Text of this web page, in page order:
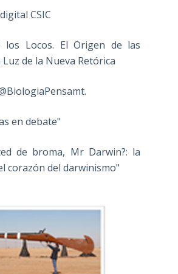
CSIC
los Locos. El Origen de las
Luz de la Nueva Retórica
en debate"
de broma, Mr Darwin?: la
corazón del darwinismo"